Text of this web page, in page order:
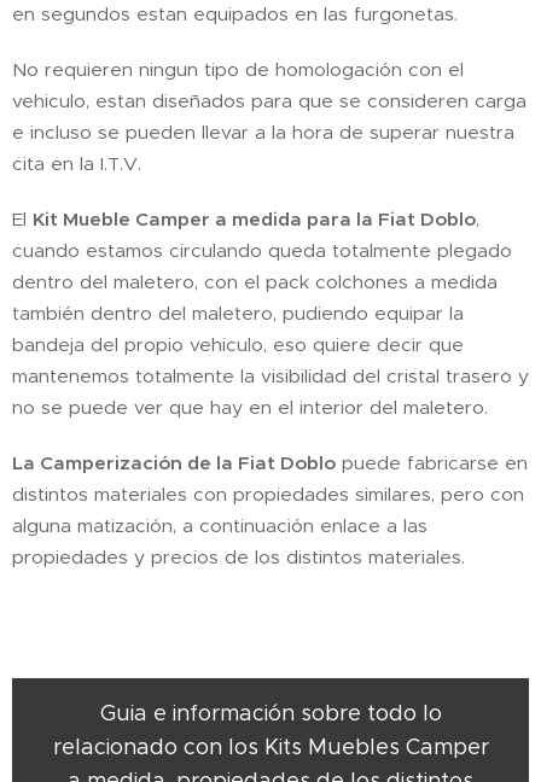
en segundos estan equipados en las furgonetas.
No requieren ningun tipo de homologación con el
vehiculo, estan diseñados para que se consideren carga
e incluso se pueden llevar a la hora de superar nuestra
cita en la I.T.V.
El Kit Mueble Camper a medida para la Fiat Doblo,
cuando estamos circulando queda totalmente plegado
dentro del maletero, con el pack colchones a medida
también dentro del maletero, pudiendo equipar la
bandeja del propio vehiculo, eso quiere decir que
mantenemos totalmente la visibilidad del cristal trasero y
no se puede ver que hay en el interior del maletero.
La Camperización de la Fiat Doblo puede fabricarse en
distintos materiales con propiedades similares, pero con
alguna matización, a continuación enlace a las
propiedades y precios de los distintos materiales.
Guia e información sobre todo lo
relacionado con los Kits Muebles Camper